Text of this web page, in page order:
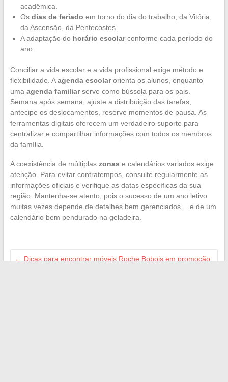
acadêmica.
Os dias de feriado em torno do dia do trabalho, da Vitória,
da Ascensão, da Pentecostes.
A adaptação do horário escolarconforme cada período do
ano.
Conciliar a vida escolar e a vida profissional exige método e
flexibilidade. Aagenda escolarorienta os alunos, enquanto
uma agenda familiarserve como bússola para os pais.
Semana após semana, ajuste a distribuição das tarefas,
antecipe os deslocamentos, reserve momentos de pausa. As
ferramentas digitais oferecem um verdadeiro suporte para
centralizar e compartilhar informações com todos os membros
da família.
A coexistência de múltiplas zonas e calendários variados exige
atenção. Para evitar contratempos, consulte regularmente as
informações oficiais e verifique as datas específicas da sua
região. Mantenha-se atento, pois o sucesso de um ano letivo
muitas vezes depende de detalhes bem gerenciados… e de um
calendário bem pendurado na geladeira.
← Dicas para encontrar móveis Roche Bobois em promoção